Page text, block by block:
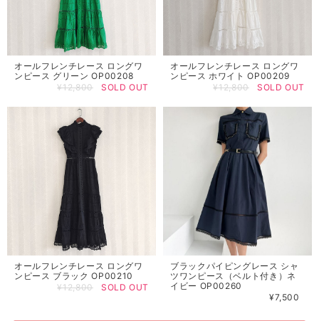
オールフレンチレース ロングワ
ンピース グリーン OP00208
¥12,800
SOLD OUT
オールフレンチレース ロングワ
ンピース ホワイト OP00209
¥12,800
SOLD OUT
オールフレンチレース ロングワ
ンピース ブラック OP00210
¥12,800
SOLD OUT
ブラックパイピングレース シャ
ツワンピース（ベルト付き）ネ
イビー OP00260
¥7,500